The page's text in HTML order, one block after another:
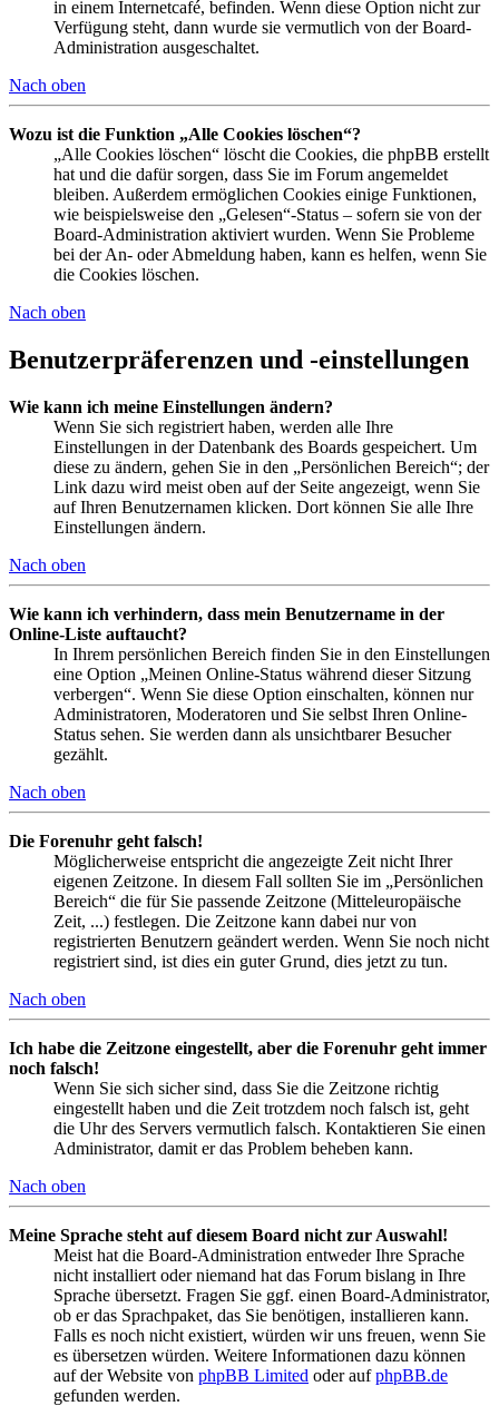
in einem Internetcafé, befinden. Wenn diese Option nicht zur
Verfügung steht, dann wurde sie vermutlich von der Board-
Administration ausgeschaltet.
Nach oben
Wozu ist die Funktion „Alle Cookies löschen“?
„Alle Cookies löschen“ löscht die Cookies, die phpBB erstellt
hat und die dafür sorgen, dass Sie im Forum angemeldet
bleiben. Außerdem ermöglichen Cookies einige Funktionen,
wie beispielsweise den „Gelesen“-Status – sofern sie von der
Board-Administration aktiviert wurden. Wenn Sie Probleme
bei der An- oder Abmeldung haben, kann es helfen, wenn Sie
die Cookies löschen.
Nach oben
Benutzerpräferenzen und -einstellungen
Wie kann ich meine Einstellungen ändern?
Wenn Sie sich registriert haben, werden alle Ihre
Einstellungen in der Datenbank des Boards gespeichert. Um
diese zu ändern, gehen Sie in den „Persönlichen Bereich“; der
Link dazu wird meist oben auf der Seite angezeigt, wenn Sie
auf Ihren Benutzernamen klicken. Dort können Sie alle Ihre
Einstellungen ändern.
Nach oben
Wie kann ich verhindern, dass mein Benutzername in der
Online-Liste auftaucht?
In Ihrem persönlichen Bereich finden Sie in den Einstellungen
eine Option „Meinen Online-Status während dieser Sitzung
verbergen“. Wenn Sie diese Option einschalten, können nur
Administratoren, Moderatoren und Sie selbst Ihren Online-
Status sehen. Sie werden dann als unsichtbarer Besucher
gezählt.
Nach oben
Die Forenuhr geht falsch!
Möglicherweise entspricht die angezeigte Zeit nicht Ihrer
eigenen Zeitzone. In diesem Fall sollten Sie im „Persönlichen
Bereich“ die für Sie passende Zeitzone (Mitteleuropäische
Zeit, ...) festlegen. Die Zeitzone kann dabei nur von
registrierten Benutzern geändert werden. Wenn Sie noch nicht
registriert sind, ist dies ein guter Grund, dies jetzt zu tun.
Nach oben
Ich habe die Zeitzone eingestellt, aber die Forenuhr geht immer
noch falsch!
Wenn Sie sich sicher sind, dass Sie die Zeitzone richtig
eingestellt haben und die Zeit trotzdem noch falsch ist, geht
die Uhr des Servers vermutlich falsch. Kontaktieren Sie einen
Administrator, damit er das Problem beheben kann.
Nach oben
Meine Sprache steht auf diesem Board nicht zur Auswahl!
Meist hat die Board-Administration entweder Ihre Sprache
nicht installiert oder niemand hat das Forum bislang in Ihre
Sprache übersetzt. Fragen Sie ggf. einen Board-Administrator,
ob er das Sprachpaket, das Sie benötigen, installieren kann.
Falls es noch nicht existiert, würden wir uns freuen, wenn Sie
es übersetzen würden. Weitere Informationen dazu können
auf der Website von phpBB Limited oder aufphpBB.de
gefunden werden.